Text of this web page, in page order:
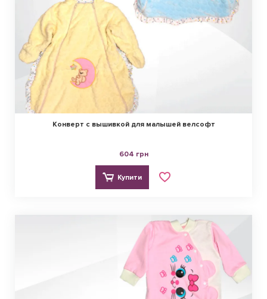
Конверт с вышивкой для малышей велсофт
604 грн
Купити